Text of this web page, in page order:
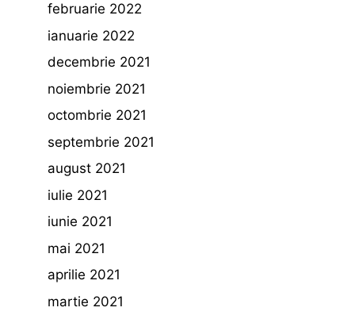
februarie 2022
ianuarie 2022
decembrie 2021
noiembrie 2021
octombrie 2021
septembrie 2021
august 2021
iulie 2021
iunie 2021
mai 2021
aprilie 2021
martie 2021